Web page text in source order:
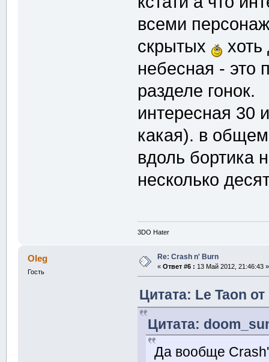
всеми
скрытых
хоть
небесная - это
разделе гонок.
интересная 30
какая). в
вдоль бортика
несколько
3DO Hater
Oleg
Гость
Re: Crash n' Burn
« Ответ #6 : 13 Май 2012, 21:46:43 »
Цитата: Le Taon
Цитата:
Да вообще